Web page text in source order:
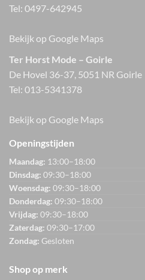
Tel: 0497-642945
Bekijk op Google Maps
Ter Horst Mode – Goirle
De Hovel 36-37, 5051 NR Goirle
Tel: 013-5341378
Bekijk op Google Maps
Openingstijden
Maandag: 13:00–18:00
Dinsdag: 09:30–18:00
Woensdag: 09:30–18:00
Donderdag: 09:30–18:00
Vrijdag: 09:30–18:00
Zaterdag: 09:30–17:00
Zondag: Gesloten
Shop op merk